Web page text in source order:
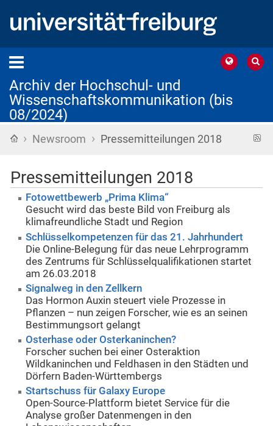
Archiv der Hochschul- und
Wissenschaftskommunikation (bis
08/2024)
Startseite
› Newsroom › Pressemitteilungen 2018
Pressemitteilungen 2018
Fotowettbewerb „Prima Klima“
Gesucht wird das beste Bild von Freiburg als
klimafreundliche Stadt und Region
Schlüsselkompetenzen für das 21. Jahrhundert
Die Online-Belegung für das neue Lehrprogramm
des Zentrums für Schlüsselqualifikationen startet
am 26.03.2018
Signalweg in den Zellkern
Das Hormon Auxin steuert viele Prozesse in
Pflanzen – nun zeigen Forscher, wie es an seinen
Bestimmungsort gelangt
Osterhase oder Osterkaninchen?
Forscher suchen bei einer Osteraktion
Wildkaninchen und Feldhasen in den Städten und
Dörfern Baden-Württembergs
Startschuss für Galaxy Europe
Open-Source-Plattform bietet Service für die
Analyse großer Datenmengen in den